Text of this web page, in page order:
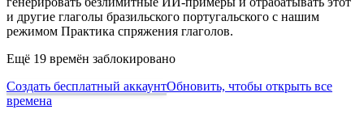
и другие глаголы бразильского португальского с нашим
режимом Практика спряжения глаголов.
Ещё 19 времён заблокировано
Создать бесплатный аккаунтОбновить, чтобы открыть все
времена